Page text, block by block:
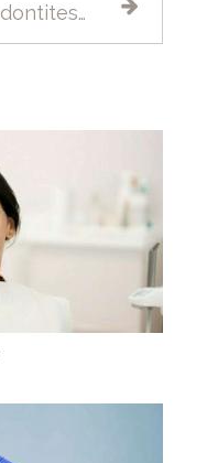
Le traitement des parodontites (déchaussement des dents)